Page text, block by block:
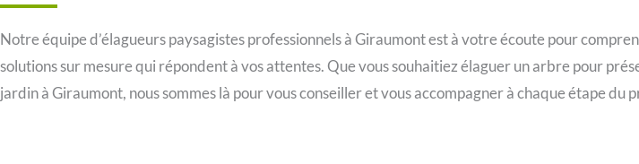
Notre équipe d’élagueurs paysagistes professionnels à Giraumont est à votre écoute pour
solutions sur mesure qui répondent à vos attentes. Que vous souhaitiez élaguer un arbre pour
jardin à Giraumont, nous sommes là pour vous conseiller et vous accompagner à chaque étape du